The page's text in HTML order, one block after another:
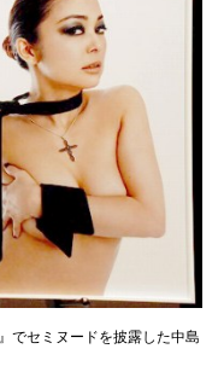
でセミヌードを披露した中島